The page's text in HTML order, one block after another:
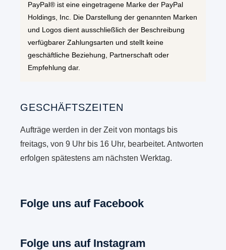
PayPal® ist eine eingetragene Marke der PayPal
Holdings, Inc. Die Darstellung der genannten Marken
und Logos dient ausschließlich der Beschreibung
verfügbarer Zahlungsarten und stellt keine
geschäftliche Beziehung, Partnerschaft oder
Empfehlung dar.
GESCHÄFTSZEITEN
Aufträge werden in der Zeit von montags bis
freitags, von 9 Uhr bis 16 Uhr, bearbeitet. Antworten
erfolgen spätestens am nächsten Werktag.
Folge uns auf Facebook
Folge uns auf Instagram